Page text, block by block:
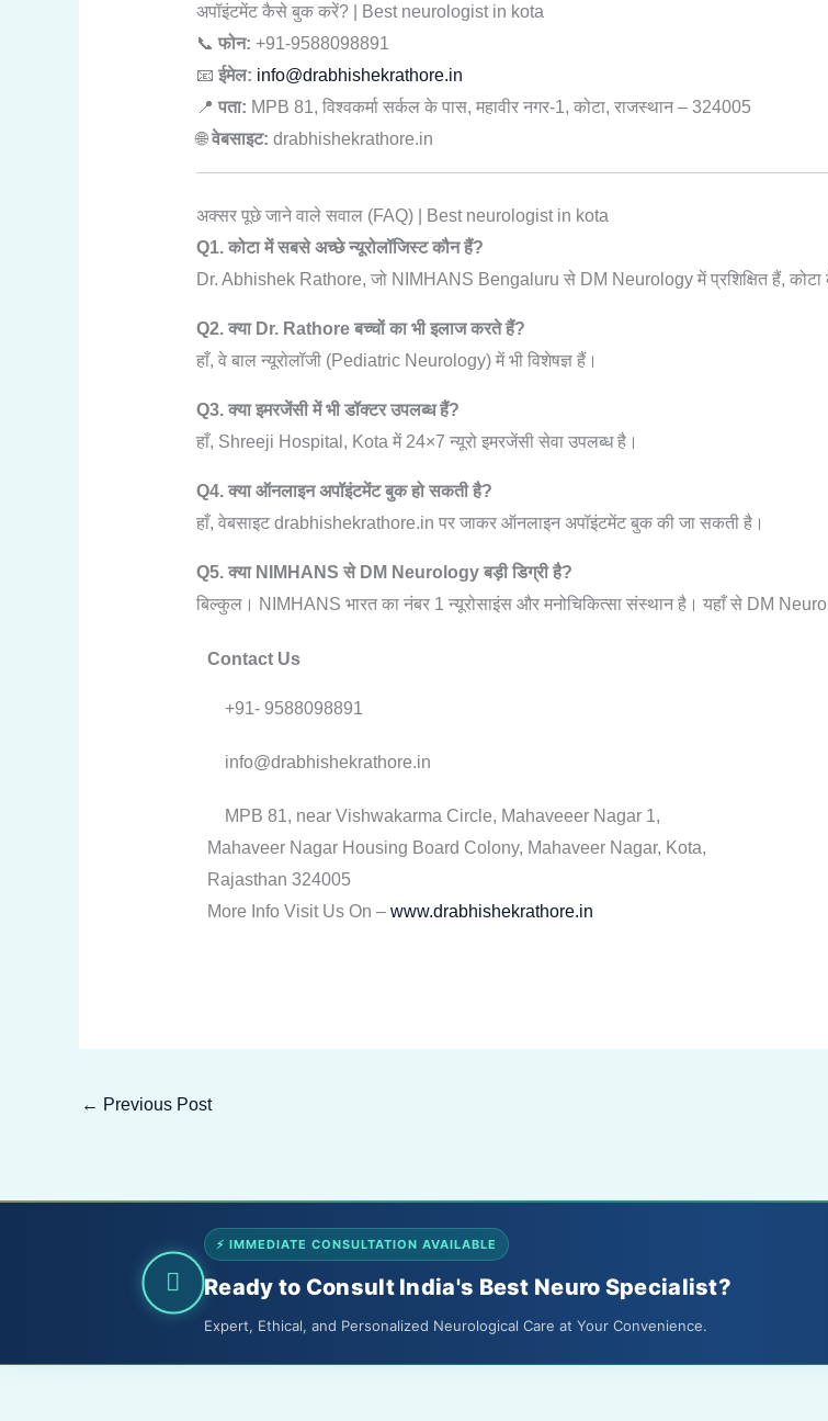
अपॉइंटमेंट कैसे बुक करें? | Best neurologist in kota
📞 फोन: +91-9588098891
📧 ईमेल: info@drabhishekrathore.in
📍 पता: MPB 81, विश्वकर्मा सर्कल के पास, महावीर नगर-1, कोटा, राजस्थान – 324005
🌐वेबसाइट: drabhishekrathore.in
अक्सर पूछे जाने वाले सवाल (FAQ) | Best neurologist in kota
Q1. कोटा में सबसे अच्छे न्यूरोलॉजिस्ट कौन हैं?
Dr. Abhishek Rathore, जो NIMHANS Bengaluru से DM Neurology में प्रशिक्षित हैं, कोटा के
Q2. क्या Dr. Rathore बच्चों का भी इलाज करते हैं?
हाँ, वे बाल न्यूरोलॉजी (Pediatric Neurology) में भी विशेषज्ञ हैं।
Q3. क्या इमरजेंसी में भी डॉक्टर उपलब्ध हैं?
हाँ, Shreeji Hospital, Kota में 24×7 न्यूरो इमरजेंसी सेवा उपलब्ध है।
Q4. क्या ऑनलाइन अपॉइंटमेंट बुक हो सकती है?
हाँ, वेबसाइट drabhishekrathore.in पर जाकर ऑनलाइन अपॉइंटमेंट बुक की जा सकती है।
Q5. क्या NIMHANS से DM Neurology बड़ी डिग्री है?
बिल्कुल। NIMHANS भारत का नंबर 1 न्यूरोसाइंस और मनोचिकित्सा संस्थान है। यहाँ से DM
Contact Us
+91- 9588098891
info@drabhishekrathore.in​
MPB 81, near Vishwakarma Circle, Mahaveeer Nagar 1,
Mahaveer Nagar Housing Board Colony, Mahaveer Nagar, Kota,
Rajasthan 324005
More Info Visit Us On – www.drabhishekrathore.in
← Previous Post
⚡ IMMEDIATE CONSULTATION AVAILABLE
Ready to Consult India's Best Neuro Specialist?
Expert, Ethical, and Personalized Neurological Care at Your Convenience.